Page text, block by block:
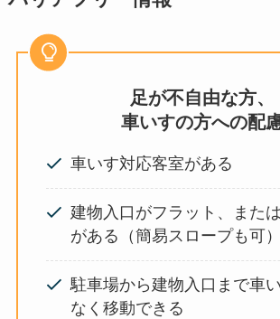
足が不自由な方、
車いすの方への配
車いす対応客室がある
建物入口がフラット、また
がある（簡易スロープも可）
駐車場から建物入口まで車
なく移動できる